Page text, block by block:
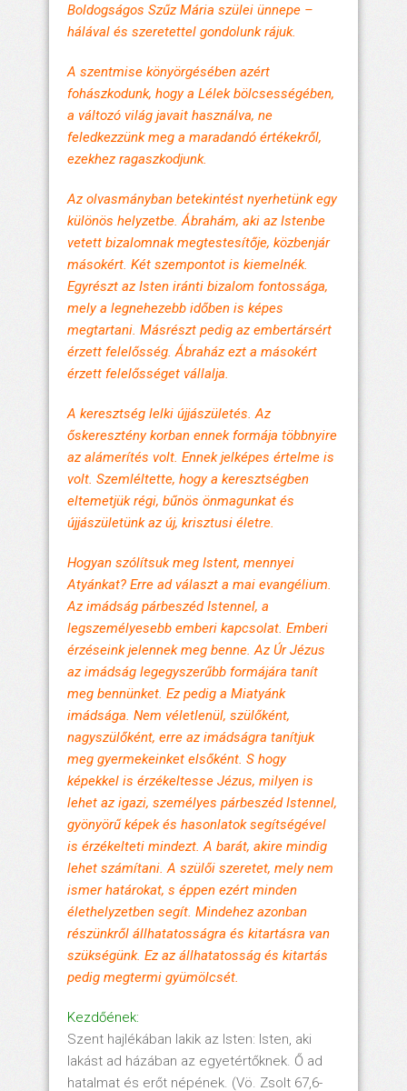
Boldogságos Szűz Mária szülei ünnepe –
hálával és szeretettel gondolunk rájuk.
A szentmise könyörgésében azért
fohászkodunk, hogy a Lélek bölcsességében,
a változó világ javait használva, ne
feledkezzünk meg a maradandó értékekről,
ezekhez ragaszkodjunk.
Az olvasmányban betekintést nyerhetünk egy
különös helyzetbe. Ábrahám, aki az Istenbe
vetett bizalomnak megtestesítője, közbenjár
másokért. Két szempontot is kiemelnék.
Egyrészt az Isten iránti bizalom fontossága,
mely a legnehezebb időben is képes
megtartani. Másrészt pedig az embertársért
érzett felelősség. Ábraház ezt a másokért
érzett felelősséget vállalja.
A keresztség lelki újjászületés. Az
őskeresztény korban ennek formája többnyire
az alámerítés volt. Ennek jelképes értelme is
volt. Szemléltette, hogy a keresztségben
eltemetjük régi, bűnös önmagunkat és
újjászületünk az új, krisztusi életre.
Hogyan szólítsuk meg Istent, mennyei
Atyánkat? Erre ad választ a mai evangélium.
Az imádság párbeszéd Istennel, a
legszemélyesebb emberi kapcsolat. Emberi
érzéseink jelennek meg benne. Az Úr Jézus
az imádság legegyszerűbb formájára tanít
meg bennünket. Ez pedig a Miatyánk
imádsága. Nem véletlenül, szülőként,
nagyszülőként, erre az imádságra tanítjuk
meg gyermekeinket elsőként. S hogy
képekkel is érzékeltesse Jézus, milyen is
lehet az igazi, személyes párbeszéd Istennel,
gyönyörű képek és hasonlatok segítségével
is érzékelteti mindezt. A barát, akire mindig
lehet számítani. A szülői szeretet, mely nem
ismer határokat, s éppen ezért minden
élethelyzetben segít. Mindehez azonban
részünkről állhatatosságra és kitartásra van
szükségünk. Ez az állhatatosság és kitartás
pedig megtermi gyümölcsét.
Kezdőének:
Szent hajlékában lakik az Isten: Isten, aki
lakást ad házában az egyetértőknek. Ő ad
hatalmat és erőt népének. (Vö. Zsolt 67,6-